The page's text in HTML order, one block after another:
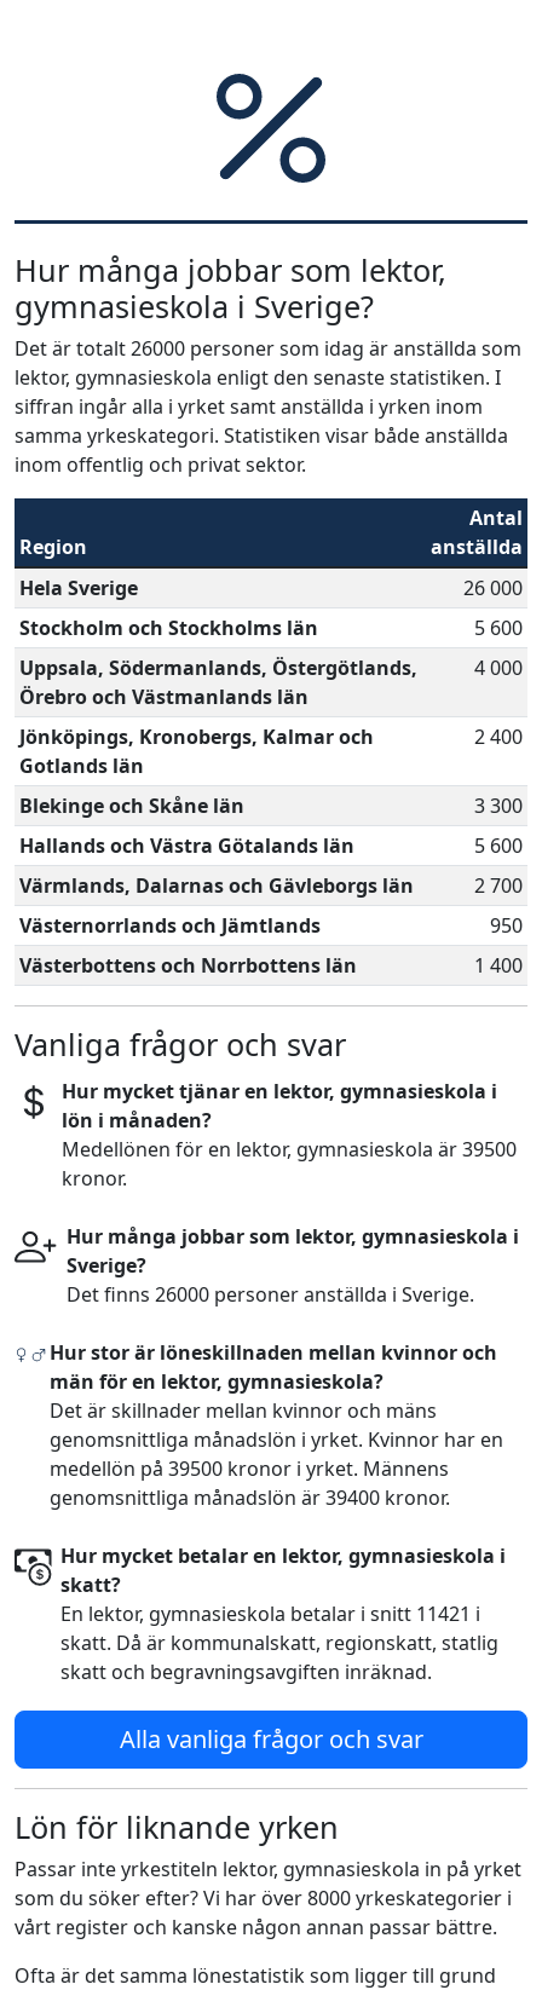
Hur många jobbar som lektor,
gymnasieskola i Sverige?
Det är totalt 26000 personer som idag är anställda som
lektor, gymnasieskola enligt den senaste statistiken. I
siffran ingår alla i yrket samt anställda i yrken inom
samma yrkeskategori. Statistiken visar både anställda
inom offentlig och privat sektor.
Region
Antal
anställda
Hela Sverige
26 000
Stockholm och Stockholms län
5 600
Uppsala, Södermanlands, Östergötlands,
Örebro och Västmanlands län
4 000
Jönköpings, Kronobergs, Kalmar och
Gotlands län
2 400
Blekinge och Skåne län
3 300
Hallands och Västra Götalands län
5 600
Värmlands, Dalarnas och Gävleborgs län
2 700
Västernorrlands och Jämtlands
950
Västerbottens och Norrbottens län
1 400
Vanliga frågor och svar
Hur mycket tjänar en lektor, gymnasieskola i
lön i månaden?
Medellönen för en lektor, gymnasieskola är 39500
kronor.
Hur många jobbar som lektor, gymnasieskola i
Sverige?
Det finns 26000 personer anställda i Sverige.
Hur stor är löneskillnaden mellan kvinnor och
män för en lektor, gymnasieskola?
Det är skillnader mellan kvinnor och mäns
genomsnittliga månadslön i yrket. Kvinnor har en
medellön på 39500 kronor i yrket. Männens
genomsnittliga månadslön är 39400 kronor.
Hur mycket betalar en lektor, gymnasieskola i
skatt?
En lektor, gymnasieskola betalar i snitt 11421 i
skatt. Då är kommunalskatt, regionskatt, statlig
skatt och begravningsavgiften inräknad.
Alla vanliga frågor och svar
Lön för liknande yrken
Passar inte yrkestiteln lektor, gymnasieskola in på yrket
som du söker efter? Vi har över 8000 yrkeskategorier i
vårt register och kanske någon annan passar bättre.
Ofta är det samma lönestatistik som ligger till grund